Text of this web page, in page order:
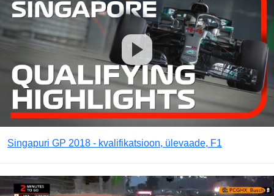
Singapuri GP 2018 - kvalifikatsioon, ülevaade, F1